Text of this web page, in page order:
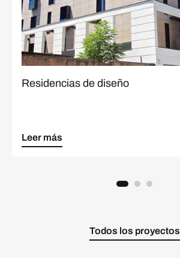
Residencias de diseño
Leer más
Todos los proyectos